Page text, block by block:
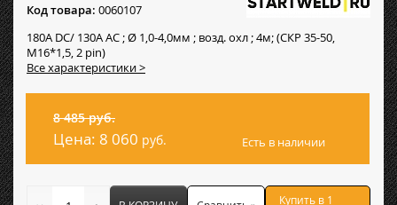
Код товара: 0060107
180А DC/ 130А AC ; Ø 1,0-4,0мм ; возд. охл ; 4м; (СКР 35-50,
M16*1,5, 2 pin)
Все характеристики >
8 485 руб.
Цена: 8 060 руб. Есть в наличии
Купить в 1